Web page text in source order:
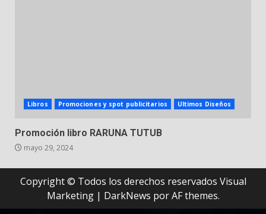
Libros Promociones y spot publicitarios Ultimos Diseños
Promoción libro RARUNA TUTUB
mayo 29, 2024
Copyright © Todos los derechos reservados Visual
Marketing | DarkNews por AF themes.